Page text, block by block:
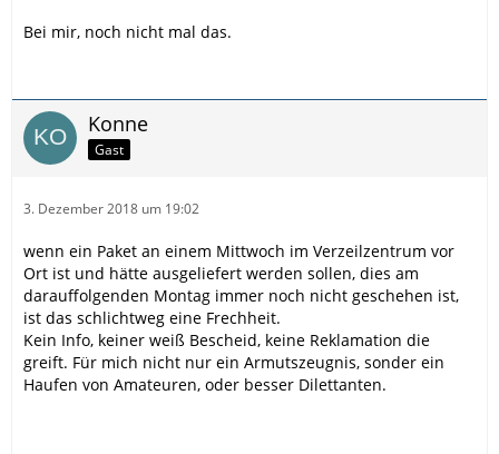
Bei mir, noch nicht mal das.
Konne
Gast
3. Dezember 2018 um 19:02
wenn ein Paket an einem Mittwoch im Verzeilzentrum vor
Ort ist und hätte ausgeliefert werden sollen, dies am
darauffolgenden Montag immer noch nicht geschehen ist,
ist das schlichtweg eine Frechheit.
Kein Info, keiner weiß Bescheid, keine Reklamation die
greift. Für mich nicht nur ein Armutszeugnis, sonder ein
Haufen von Amateuren, oder besser Dilettanten.